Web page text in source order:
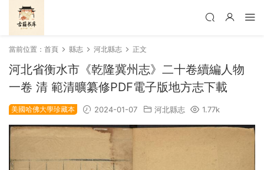
當前位置： 首頁 縣志 河北縣志 正文
河北省衡水市《乾隆冀州志》二十卷續編人物
一卷 清 範清曠纂修PDF電子版地方志下載
美國哈佛大學珍藏本 2024-01-07 河北縣志 1.77k